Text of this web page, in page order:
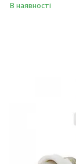
В наявності